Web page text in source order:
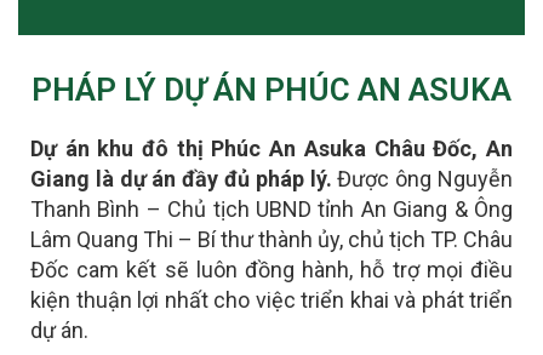
PHÁP LÝ DỰ ÁN PHÚC AN ASUKA
Dự án khu đô thị Phúc An Asuka Châu Đốc, An
Giang là dự án đầy đủ pháp lý.Được ông Nguyễn
Thanh Bình – Chủ tịch UBND tỉnh An Giang & Ông
Lâm Quang Thi – Bí thư thành ủy, chủ tịch TP. Châu
Đốc cam kết sẽ luôn đồng hành, hỗ trợ mọi điều
kiện thuận lợi nhất cho việc triển khai và phát triển
dự án.